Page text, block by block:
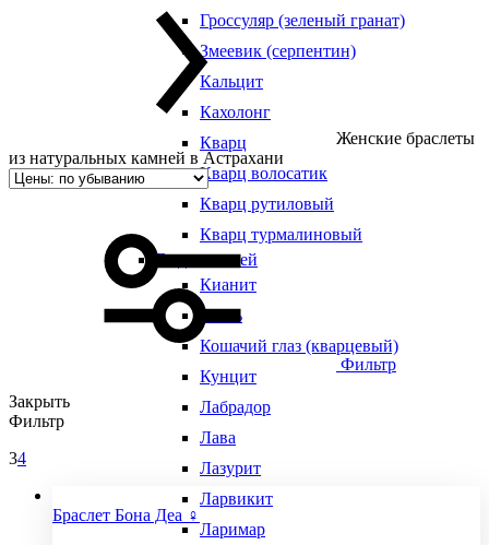
Гроссуляр (зеленый гранат)
Змеевик (серпентин)
Кальцит
Кахолонг
Кварц
Кварц волосатик
Кварц рутиловый
Кварц турмалиновый
Виды камней
Кианит
Кость
Кошачий глаз (кварцевый)
Кунцит
Лабрадор
Лава
Лазурит
Ларвикит
Ларимар
Женские браслеты
из натуральных камней в Астрахани
Фильтр
Закрыть
Фильтр
34
Браслет Бона Деа ♀